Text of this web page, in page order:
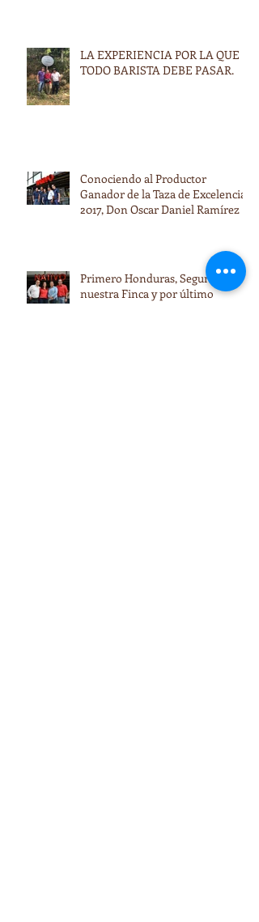
LA EXPERIENCIA POR LA QUE
TODO BARISTA DEBE PASAR.
Conociendo al Productor
Ganador de la Taza de Excelencia
2017, Don Oscar Daniel Ramírez
Primero Honduras, Segundo
nuestra Finca y por último